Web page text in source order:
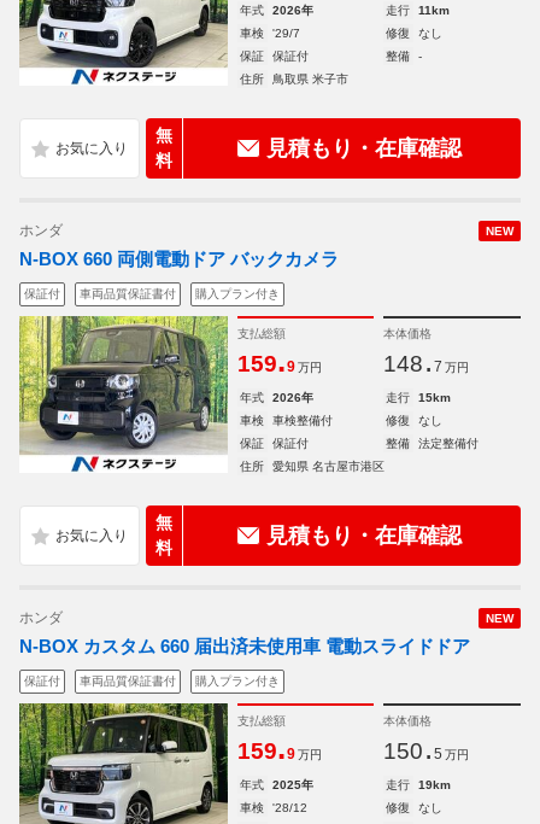
年式 2026年 走行
11km
車検
'29/7 修復
なし
保証
保証付 整備
-
住所
鳥取県 米子市
無
料
見積もり・在庫確認
NEW
ホンダ
N-BOX 660 両側電動ドア バックカメラ
保証付 車両品質保証書付 購入プラン付き
支払総額
159.9 万円
本体価格
148. 7 万円
年式 2026年 走行
15km
車検
車検整備付 修復
なし
保証
保証付 整備
法定整備付
住所
愛知県 名古屋市港区
無
料
見積もり・在庫確認
NEW
ホンダ
N-BOX カスタム 660 届出済未使用車 電動スライドドア
保証付 車両品質保証書付 購入プラン付き
支払総額
159.9 万円
本体価格
150. 5 万円
年式 2025年 走行
19km
車検
'28/12 修復
なし